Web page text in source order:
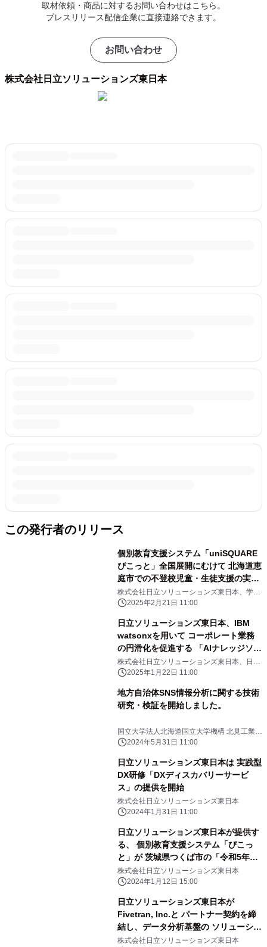
取材依頼・商品に対するお問い合わせはこちら。
プレスリリース配信企業に直接連絡できます。
お問い合わせ
株式会社日立ソリューションズ東日本
この発行者のリリース
個別教育支援システム「uniSQUARE
ぴこっと」全国展開にむけて 北海道恵
庭市での不登校児童・生徒支援の実証
実験を開始
株式会社日立ソリューションズ東日本、学校
法人鶴岡学園北海道文教大学
2025年2月21日 11:00
日立ソリューションズ東日本、IBM
watsonxを用いて コーポレート業務
の円滑化を促進する 「AIナレッジソリ
ューション」の提供を開始
株式会社日立ソリューションズ東日本、日本
アイ・ビー・エム株式会社
2025年1月22日 11:00
地方自治体SNS情報分析に関する技術
研究・検証を開始しました。
国立大学法人北海道国立大学機構 北見工業大
学、株式会社日立ソリューションズ東日本
2024年5月31日 11:00
日立ソリューションズ東日本は 実践型
DX研修「DXディスカバリーサービ
ス」の提供を開始
株式会社日立ソリューションズ東日本
2024年1月31日 11:00
日立ソリューションズ東日本が提供す
る、 個別教育支援システム「ぴこっ
と」が 茨城県つくば市の「令和5年度
つくばスマートシティ社会実装トライ
アル支援事業」に採択
株式会社日立ソリューションズ東日本
2024年1月12日 15:00
日立ソリューションズ東日本が
Fivetran, Inc.と パートナー契約を締
結し、データ分析基盤の ソリューショ
ンラインナップを強化
株式会社日立ソリューションズ東日本